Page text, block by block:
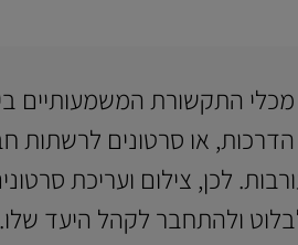
התקשורת המשמעותיים
או סרטונים לרשתות
לכן, צילום ועריכת
ולהתחבר לקהל היעד שלו.